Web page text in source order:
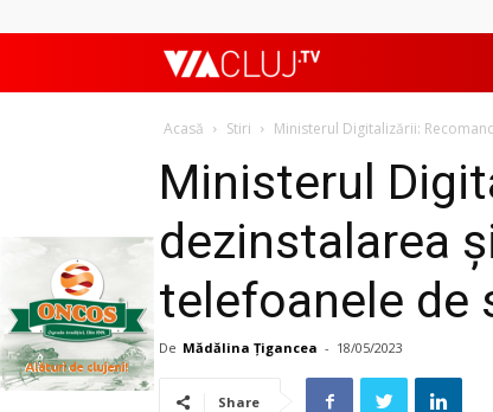
ViaClujTV
Acasă Stiri Ministerul Digitalizării:
Ministerul
dezinstalarea
telefoanele de
De Mădălina Țigancea - 18/05/2023
Share